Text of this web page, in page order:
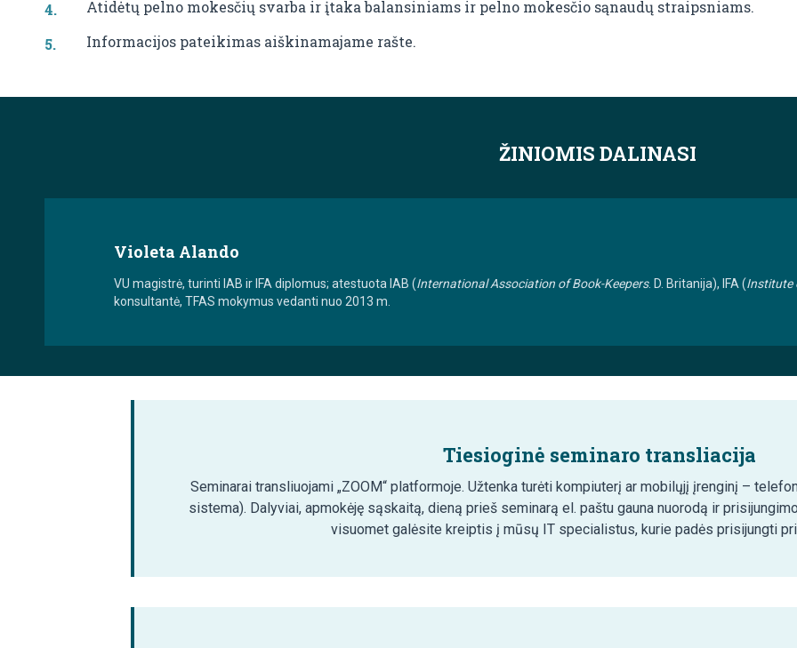
Atidėtų pelno mokesčių svarba ir įtaka balansiniams ir pelno mokesčio sąnaudų straipsniams.
Informacijos pateikimas aiškinamajame rašte.
ŽINIOMIS DALINASI
Violeta Alando
VU magistrė, turinti IAB ir IFA diplomus; atestuota IAB (International Association of Book-Keepers. D. Britanija), IFA (Institute
konsultantė, TFAS mokymus vedanti nuo 2013 m.
Tiesioginė seminaro transliacija
Seminarai transliuojami „ZOOM“ platformoje. Užtenka turėti kompiuterį ar mobilųjį įrenginį –
sistema). Dalyviai, apmokėję sąskaitą, dieną prieš seminarą el. paštu gauna nuorodą ir
visuomet galėsite kreiptis į mūsų IT specialistus, kurie padės prisijungti